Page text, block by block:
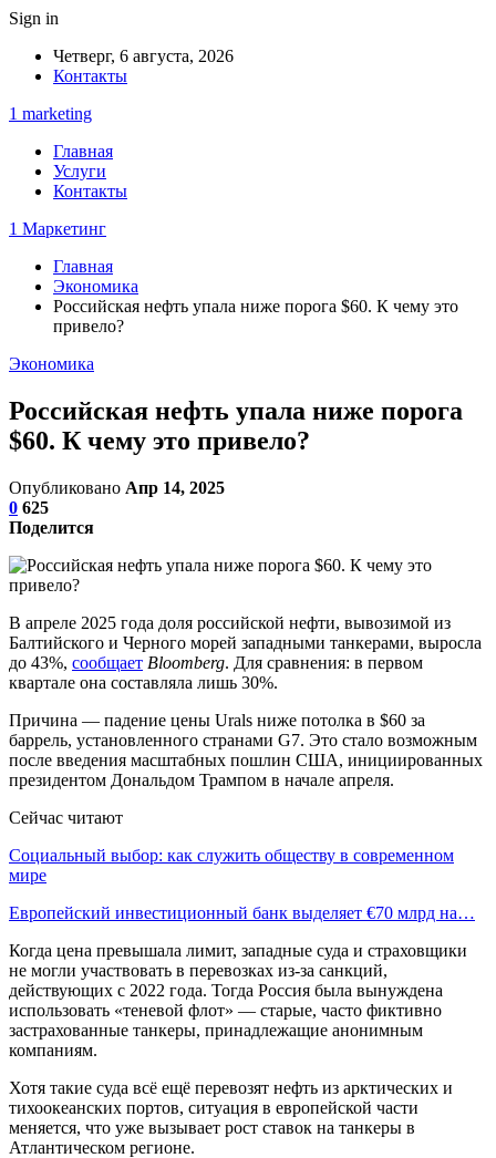
Sign in
Четверг, 6 августа, 2026
Контакты
1 marketing
Главная
Услуги
Контакты
1 Маркетинг
Главная
Экономика
Российская нефть упала ниже порога $60. К чему это
привело?
Экономика
Российская нефть упала ниже порога
$60. К чему это привело?
Опубликовано Апр 14, 2025
0 625
Поделится
В апреле 2025 года доля российской нефти, вывозимой из
Балтийского и Черного морей западными танкерами, выросла
до 43%, сообщает Bloomberg. Для сравнения: в первом
квартале она составляла лишь 30%.
Причина — падение цены Urals ниже потолка в $60 за
баррель, установленного странами G7. Это стало возможным
после введения масштабных пошлин США, инициированных
президентом Дональдом Трампом в начале апреля.
Сейчас читают
Социальный выбор: как служить обществу в современном
мире
Европейский инвестиционный банк выделяет €70 млрд на…
Когда цена превышала лимит, западные суда и страховщики
не могли участвовать в перевозках из-за санкций,
действующих с 2022 года. Тогда Россия была вынуждена
использовать «теневой флот» — старые, часто фиктивно
застрахованные танкеры, принадлежащие анонимным
компаниям.
Хотя такие суда всё ещё перевозят нефть из арктических и
тихоокеанских портов, ситуация в европейской части
меняется, что уже вызывает рост ставок на танкеры в
Атлантическом регионе.